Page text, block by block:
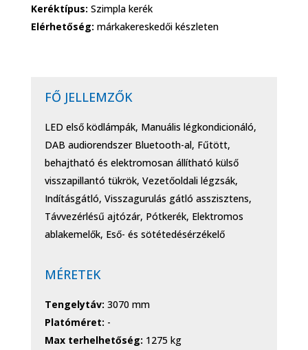
Keréktípus: Szimpla kerék
Elérhetőség: márkakereskedői készleten
FŐ JELLEMZŐK
LED első ködlámpák, Manuális légkondicionáló,
DAB audiorendszer Bluetooth-al, Fűtött,
behajtható és elektromosan állítható külső
visszapillantó tükrök, Vezetőoldali légzsák,
Indításgátló, Visszagurulás gátló asszisztens,
Távvezérlésű ajtózár, Pótkerék, Elektromos
ablakemelők, Eső- és sötétedésérzékelő
MÉRETEK
Tengelytáv: 3070 mm
Platóméret: -
Max terhelhetőség: 1275 kg